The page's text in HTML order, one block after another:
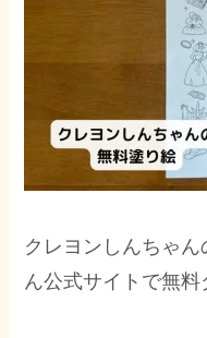
クレヨンしんちゃ
ん公式サイトで無料